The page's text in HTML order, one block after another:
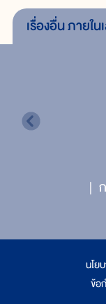
เรื่องอื่นภายใน
นโย
ข้อ